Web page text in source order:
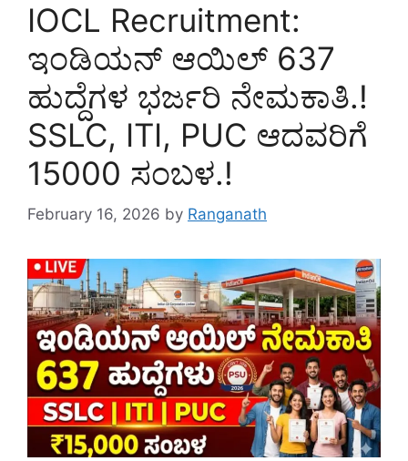
IOCL Recruitment:
ಇಂಡಿಯನ್ ಆಯಿಲ್ 637
ಹುದ್ದೆಗಳ ಭರ್ಜರಿ ನೇಮಕಾತಿ.!
SSLC, ITI, PUC ಆದವರಿಗೆ
15000 ಸಂಬಳ.!
February 16, 2026 by Ranganath